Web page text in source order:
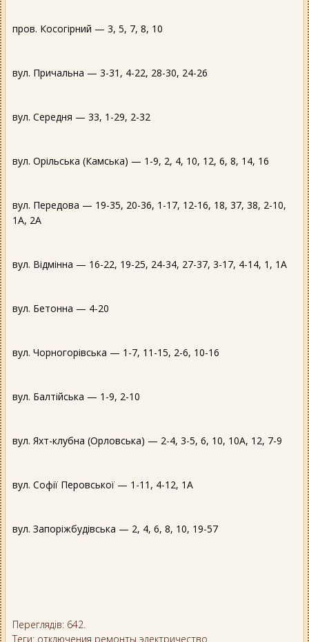
пров. Косогірний — 3, 5, 7, 8, 10
вул. Причальна — 3-31, 4-22, 28-30, 24-26
вул. Середня — 33, 1-29, 2-32
вул. Орільська (Камська) — 1-9, 2, 4, 10, 12, 6, 8, 14, 16
вул. Передова — 19-35, 20-36, 1-17, 12-16, 18, 37, 38, 2-10,
1А, 2А
вул. Відмінна — 16-22, 19-25, 24-34, 27-37, 3-17, 4-14, 1, 1А
вул. Бетонна — 4-20
вул. Чорногорівська — 1-7, 11-15, 2-6, 10-16
вул. Балтійська — 1-9, 2-10
вул. Яхт-клубна (Орловська) — 2-4, 3-5, 6, 10, 10А, 12, 7-9
вул. Софії Перовської — 1-11, 4-12, 1А
вул. Запоріжбудівська — 2, 4, 6, 8, 10, 19-57
Переглядів: 642.
Теги: отключения ремонты электричество